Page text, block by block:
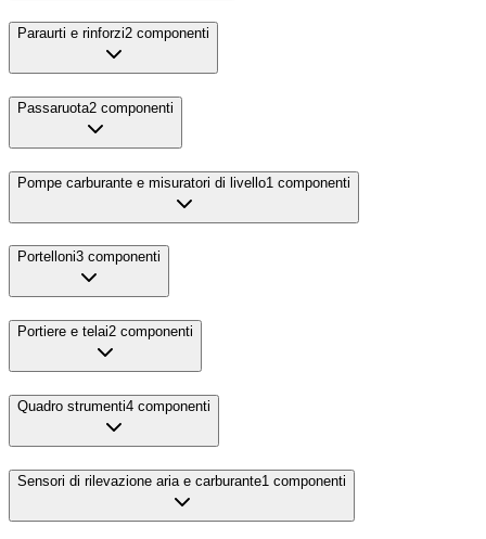
Paraurti e rinforzi2 componenti
Passaruota2 componenti
Pompe carburante e misuratori di livello1 componenti
Portelloni3 componenti
Portiere e telai2 componenti
Quadro strumenti4 componenti
Sensori di rilevazione aria e carburante1 componenti